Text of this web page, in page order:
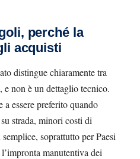
perché la
acquisti
distingue chiaramente tra
, e non è un dettaglio tecnico.
a essere preferito quando
strada, minori costi di
soprattutto per Paesi
manutentiva dei